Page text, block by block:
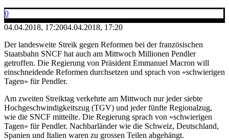
0
04.04.2018, 17:2004.04.2018, 17:20
Der landesweite Streik gegen Reformen bei der französischen
Staatsbahn SNCF hat auch am Mittwoch Millionen Pendler
getroffen. Die Regierung von Präsident Emmanuel Macron will
einschneidende Reformen durchsetzen und sprach von «schwierigen
Tagen» für Pendler.
Am zweiten Streiktag verkehrte am Mittwoch nur jeder siebte
Hochgeschwindigkeitszug (TGV) und jeder fünfte Regionalzug,
wie die SNCF mitteilte. Die Regierung sprach von «schwierigen
Tagen» für Pendler. Nachbarländer wie die Schweiz, Deutschland,
Spanien und Italien waren zu grossen Teilen abgehängt.